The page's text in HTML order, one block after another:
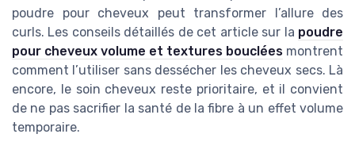
poudre pour cheveux peut transformer l’allure des
curls. Les conseils détaillés de cet article sur la poudre
pour cheveux volume et textures bouclées montrent
comment l’utiliser sans dessécher les cheveux secs. Là
encore, le soin cheveux reste prioritaire, et il convient
de ne pas sacrifier la santé de la fibre à un effet volume
temporaire.